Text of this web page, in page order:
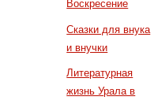
Воскресение
Сказки для внука
и внучки
Литературная
жизнь Урала в